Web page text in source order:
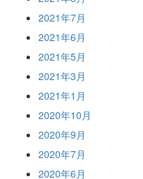
2021年7月
2021年6月
2021年5月
2021年3月
2021年1月
2020年10月
2020年9月
2020年7月
2020年6月